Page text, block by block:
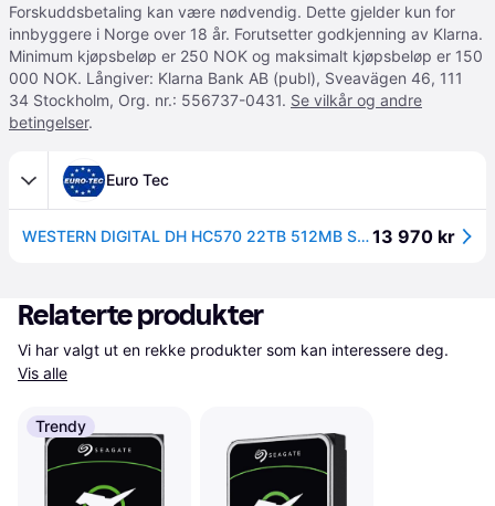
Forskuddsbetaling kan være nødvendig. Dette gjelder kun for
innbyggere i Norge over 18 år. Forutsetter godkjenning av Klarna.
Minimum kjøpsbeløp er 250 NOK og maksimalt kjøpsbeløp er 150
000 NOK. Långiver: Klarna Bank AB (publ), Sveavägen 46, 111
34 Stockholm, Org. nr.: 556737-0431. Se vilkår og andre
betingelser.
Euro Tec
WESTERN DIGITAL DH HC570 22TB 512MB SAS 512E SE P3 (0F48052)13 970 kr
Relaterte produkter
Vis alle
Trendy